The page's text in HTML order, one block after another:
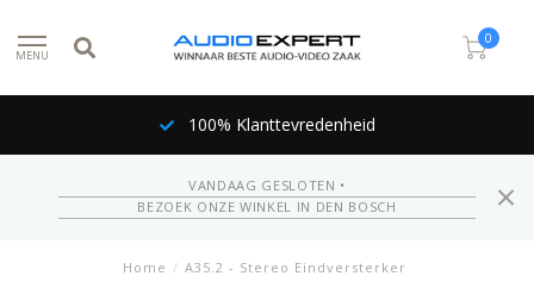
MENU
0
100% Klanttevredenheid
VANDAAG GESLOTEN •
BEZOEK ONZE WINKEL IN DEN BOSCH
Home / A35.2 - Stereo Eindversterker